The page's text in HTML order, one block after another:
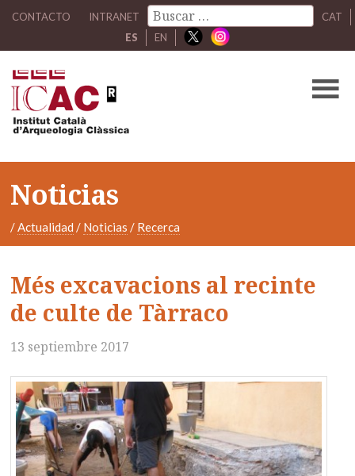
CONTACTO INTRANET
CAT
ES
EN
Noticias
/Actualidad / Noticias / Recerca
Més excavacions al recinte
de culte de Tàrraco
13 septiembre 2017